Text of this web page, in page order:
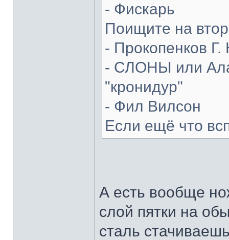
- Фискарь
Поищите на
- Прокопенков Г.
- СЛОНЫ или
"кронидур"
- Фил Вилсон
Если ещё что
А есть вообще
слой пятки на
сталь